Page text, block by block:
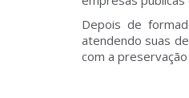
Depois de
atendendo suas
com a